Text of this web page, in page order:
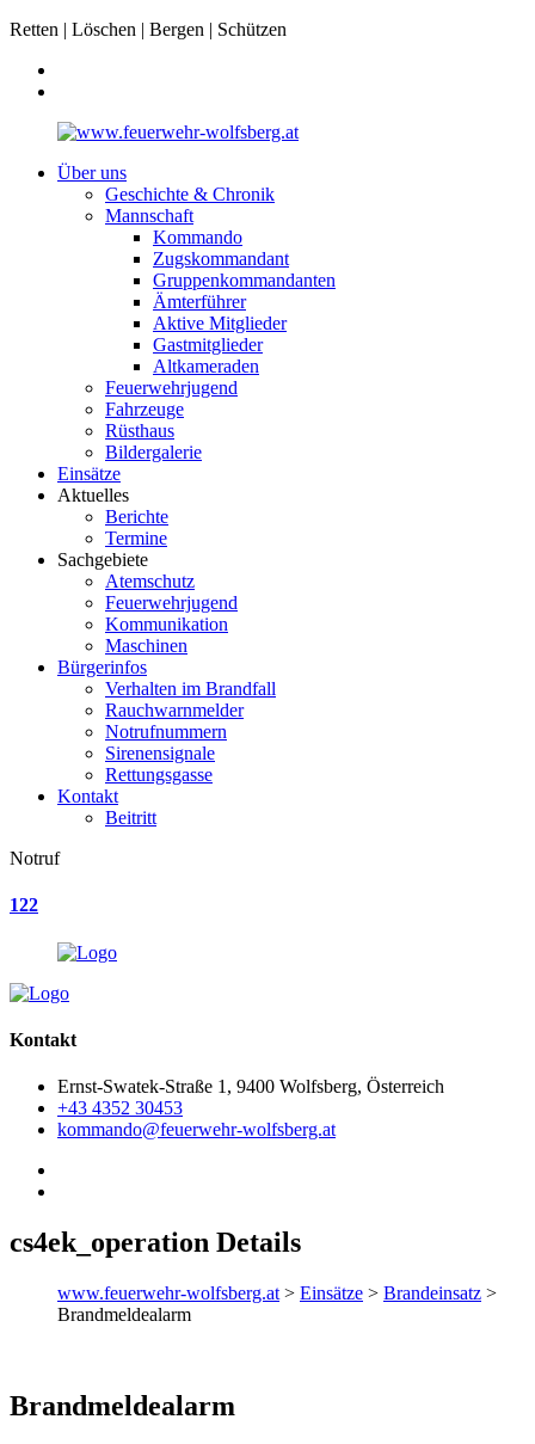
Retten | Löschen | Bergen | Schützen
Über uns
Geschichte & Chronik
Mannschaft
Kommando
Zugskommandant
Gruppenkommandanten
Ämterführer
Aktive Mitglieder
Gastmitglieder
Altkameraden
Feuerwehrjugend
Fahrzeuge
Rüsthaus
Bildergalerie
Einsätze
Aktuelles
Berichte
Termine
Sachgebiete
Atemschutz
Feuerwehrjugend
Kommunikation
Maschinen
Bürgerinfos
Verhalten im Brandfall
Rauchwarnmelder
Notrufnummern
Sirenensignale
Rettungsgasse
Kontakt
Beitritt
Notruf
122
Kontakt
Ernst-Swatek-Straße 1, 9400 Wolfsberg, Österreich
+43 4352 30453
kommando@feuerwehr-wolfsberg.at
cs4ek_operation Details
www.feuerwehr-wolfsberg.at > Einsätze > Brandeinsatz >
Brandmeldealarm
Brandmeldealarm